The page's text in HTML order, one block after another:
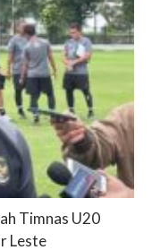
Timnas U20
Leste